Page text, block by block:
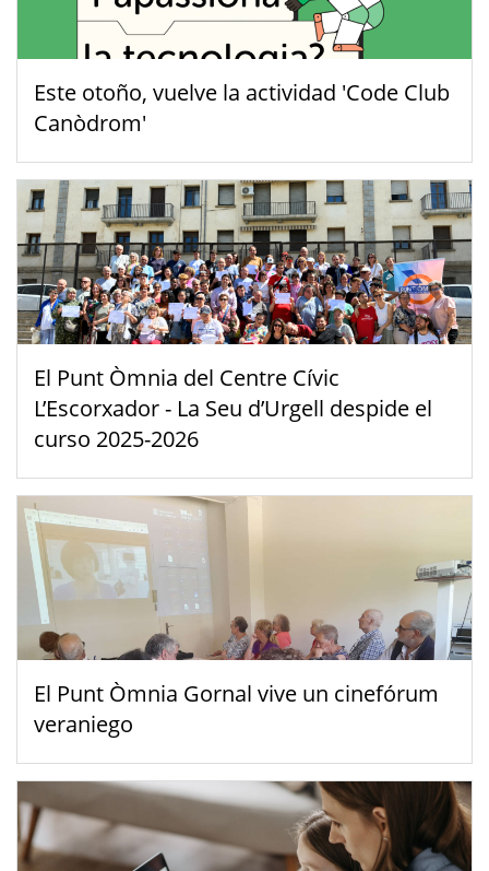
Este otoño, vuelve la actividad 'Code Club
Canòdrom'
El Punt Òmnia del Centre Cívic
L’Escorxador - La Seu d’Urgell despide el
curso 2025-2026
El Punt Òmnia Gornal vive un cinefórum
veraniego